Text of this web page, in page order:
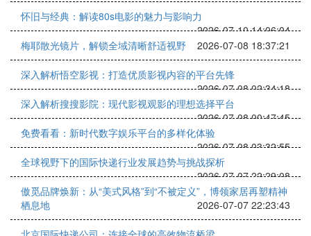
怀旧与经典：解读80s电影的魅力与影响力
2026-07-10 14:06:04
梅耶散光镜片，解锁全域清晰舒适视野
2026-07-08 18:37:21
深入解析悟空影视：打造优质影视内容的平台先锋
2026-07-08 02:34:18
深入解析搜搜影院：现代影视观影的理想选择平台
2026-07-08 00:47:45
免费看看：新时代数字娱乐平台的多样化体验
2026-07-08 03:32:55
全球视野下的国际快递行业发展趋势与挑战探析
2026-07-07 22:29:08
傲觅品牌焕新：从“美式风格”到“不被定义”，博领家居再塑精神
栖息地
2026-07-07 22:23:43